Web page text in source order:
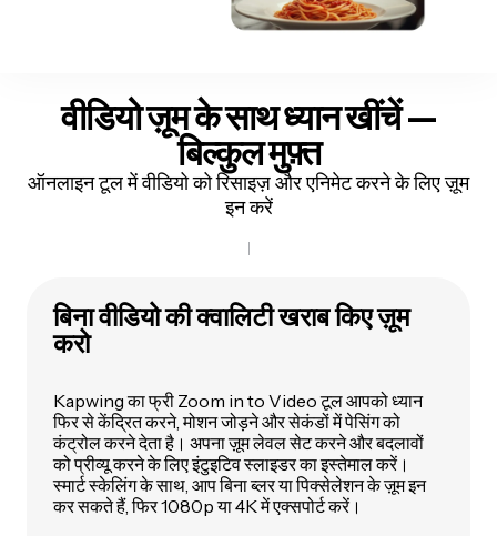
वीडियो ज़ूम के साथ ध्यान खींचें —
बिल्कुल मुफ़्त
ऑनलाइन टूल में वीडियो को रिसाइज़ और एनिमेट करने के लिए ज़ूम
इन करें
बिना वीडियो की क्वालिटी खराब किए ज़ूम
करो
Kapwing का फ्री Zoom in to Video टूल आपको ध्यान
फिर से केंद्रित करने, मोशन जोड़ने और सेकंडों में पेसिंग को
कंट्रोल करने देता है। अपना ज़ूम लेवल सेट करने और बदलावों
को प्रीव्यू करने के लिए इंटुइटिव स्लाइडर का इस्तेमाल करें।
स्मार्ट स्केलिंग के साथ, आप बिना ब्लर या पिक्सेलेशन के ज़ूम इन
कर सकते हैं, फिर 1080p या 4K में एक्सपोर्ट करें।